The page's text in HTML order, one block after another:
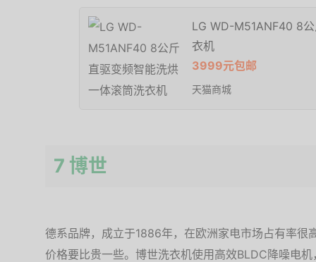
LG WD-M51ANF40 8
衣机
3999元包邮
天猫商城
7 博世
德系品牌，成立于1886年，在欧洲家电市场占有率很
价格要比贵一些。博世洗衣机使用高效BLDC降噪电